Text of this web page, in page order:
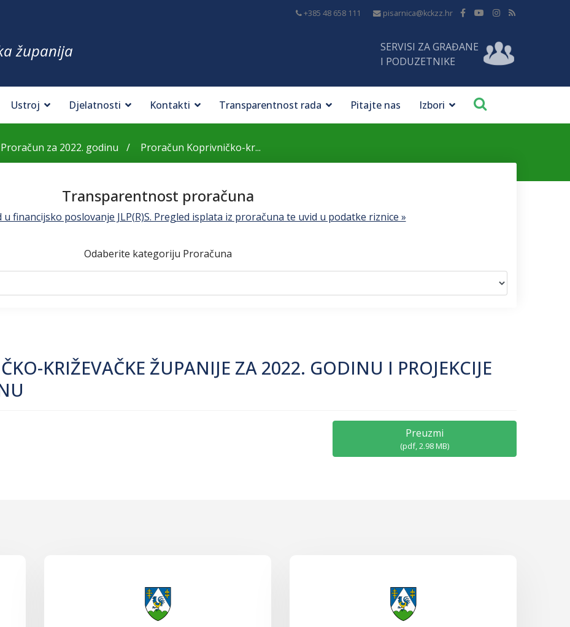
+385 48 658 111 pisarnica@kckzz.hr
županija
SERVISI ZA GRAĐANE
I PODUZETNIKE
Ustroj Djelatnosti Kontakti Transparentnost rada Pitajte nas Izbori
Proračun za 2022. godinu Proračun Koprivničko-kr...
Transparentnost proračuna
financijsko poslovanje JLP(R)S. Pregled isplata iz proračuna te uvid u podatke riznice »
Odaberite kategoriju Proračuna
KRIŽEVAČKE ŽUPANIJE ZA 2022. GODINU I PROJEKCIJE
Preuzmi
(pdf,2.98 MB)